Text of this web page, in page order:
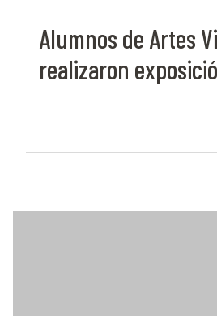
Alumnos de Artes
realizaron